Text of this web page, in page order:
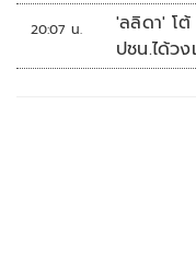
20:07 น.
'ลลิดา' โ
ปชน.ได้ว